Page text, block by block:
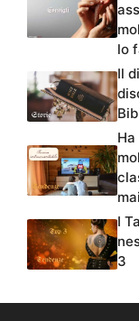
lo
Il
I
3